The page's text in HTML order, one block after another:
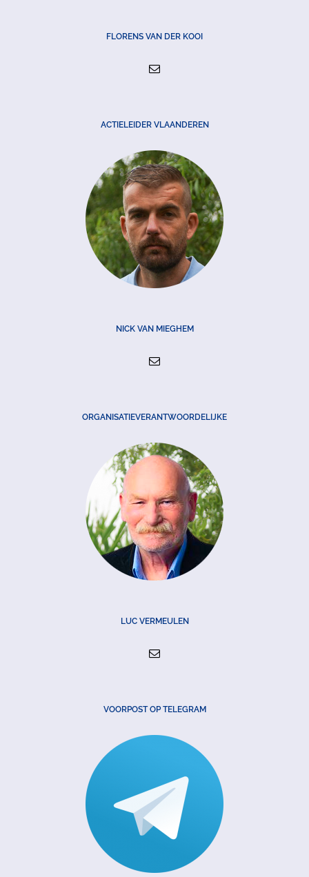
FLORENS VAN DER KOOI
ACTIELEIDER VLAANDEREN
NICK VAN MIEGHEM
ORGANISATIEVERANTWOORDELIJKE
LUC VERMEULEN
VOORPOST OP TELEGRAM